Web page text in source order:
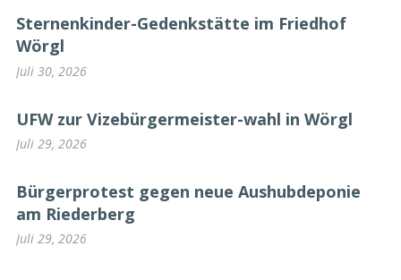
Sternenkinder-Gedenkstätte im Friedhof
Wörgl
Juli 30, 2026
UFW zur Vizebürgermeister-wahl in Wörgl
Juli 29, 2026
Bürgerprotest gegen neue Aushubdeponie
am Riederberg
Juli 29, 2026